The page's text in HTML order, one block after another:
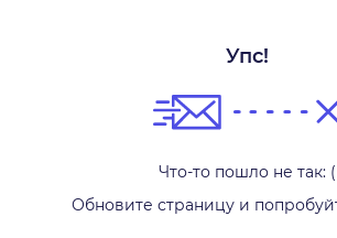
Упс!
Что-то пошло не так: (
Обновите страницу и